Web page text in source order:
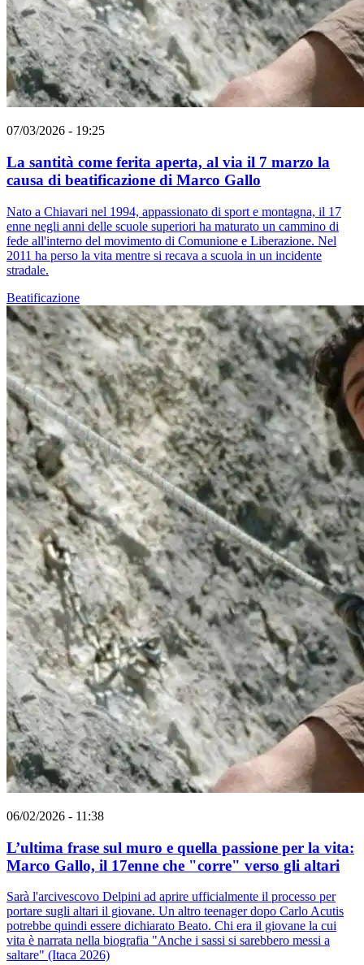
07/03/2026 - 19:25
La santità come ferita aperta, al via il 7 marzo la
causa di beatificazione di Marco Gallo
Nato a Chiavari nel 1994, appassionato di sport e montagna, il 17
enne negli anni delle scuole superiori ha maturato un cammino di
fede all'interno del movimento di Comunione e Liberazione. Nel
2011 ha perso la vita mentre si recava a scuola in un incidente
stradale.
Beatificazione
06/02/2026 - 11:38
L’ultima frase sul muro e quella passione per la vita:
Marco Gallo, il 17enne che "corre" verso gli altari
Sarà l'arcivescovo Delpini ad aprire ufficialmente il processo per
portare sugli altari il giovane. Un altro teenager dopo Carlo Acutis
potrebbe quindi essere dichiarato Beato. Chi era il giovane la cui
vita è narrata nella biografia "Anche i sassi si sarebbero messi a
saltare" (Itaca 2026)